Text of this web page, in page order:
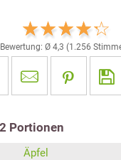
Bewertung: Ø 4,3 (1.256
2 Portionen
Äpfel